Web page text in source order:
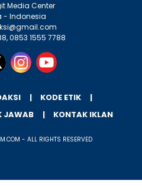
Media Center
- Indonesia
0853 1555 7788
KODE ETIK
JAWAB KONTAK IKLAN
- ALL RIGHTS RESERVED